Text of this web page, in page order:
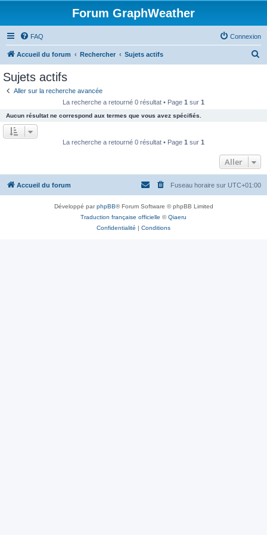
Forum GraphWeather
FAQ Connexion
Accueil du forum Rechercher Sujets actifs
e
r
Sujets actifs
Aller sur la recherche avancée
La recherche a retourné 0 résultat • Page 1 sur 1
Aucun résultat ne correspond aux termes que vous avez spécifiés.
La recherche a retourné 0 résultat • Page 1 sur 1
Aller
Accueil du forum Fuseau horaire sur UTC+01:00
Développé parphpBB® Forum Software © phpBB Limited
Traduction française officielle ©Qiaeru
Confidentialité | Conditions